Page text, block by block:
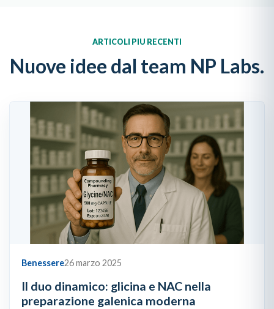
ARTICOLI PIU RECENTI
Nuove idee dal team NP Labs.
Benessere26 marzo 2025
Il duo dinamico: glicina e NAC nella
preparazione galenica moderna